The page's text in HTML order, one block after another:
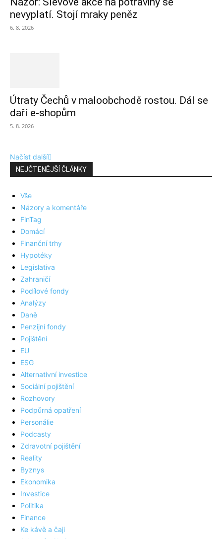
nevyplatí. Stojí mraky peněz
6. 8. 2026
Útraty Čechů v maloobchodě rostou. Dál se
daří e-shopům
5. 8. 2026
Načíst další
NEJČTENĚJŠÍ ČLÁNKY
Vše
Názory a komentáře
FinTag
Domácí
Finanční trhy
Hypotéky
Legislativa
Zahraničí
Podílové fondy
Analýzy
Daně
Penzijní fondy
Pojištění
EU
ESG
Alternativní investice
Sociální pojištění
Rozhovory
Podpůrná opatření
Personálie
Podcasty
Zdravotní pojištění
Reality
Byznys
Ekonomika
Investice
Politika
Finance
Ke kávě a čaji